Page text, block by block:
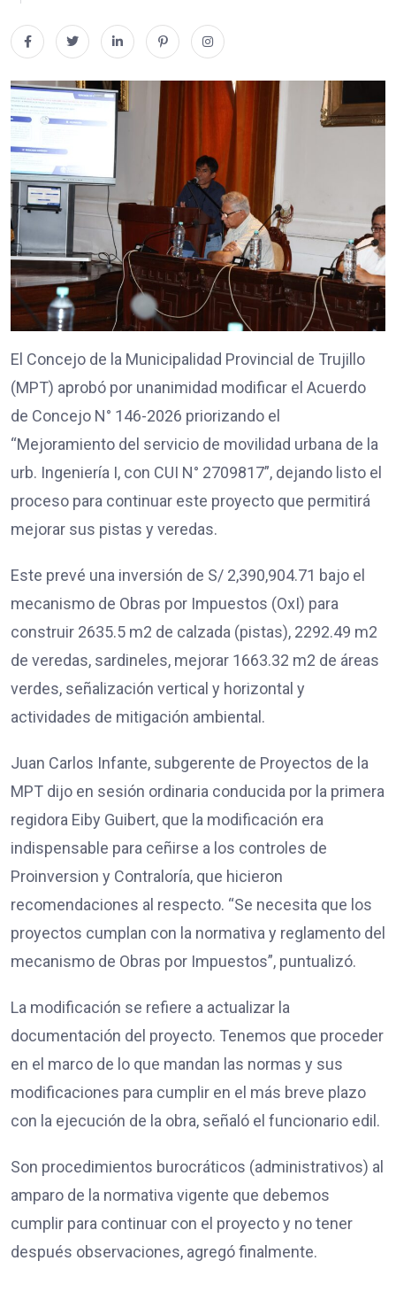
El Concejo de la Municipalidad Provincial de Trujillo
(MPT) aprobó por unanimidad modificar el Acuerdo
de Concejo N° 146-2026 priorizando el
“Mejoramiento del servicio de movilidad urbana de la
urb. Ingeniería I, con CUI N° 2709817”, dejando listo el
proceso para continuar este proyecto que permitirá
mejorar sus pistas y veredas.
Este prevé una inversión de S/ 2,390,904.71 bajo el
mecanismo de Obras por Impuestos (OxI) para
construir 2635.5 m2 de calzada (pistas), 2292.49 m2
de veredas, sardineles, mejorar 1663.32 m2 de áreas
verdes, señalización vertical y horizontal y
actividades de mitigación ambiental.
Juan Carlos Infante, subgerente de Proyectos de la
MPT dijo en sesión ordinaria conducida por la primera
regidora Eiby Guibert, que la modificación era
indispensable para ceñirse a los controles de
Proinversion y Contraloría, que hicieron
recomendaciones al respecto. “Se necesita que los
proyectos cumplan con la normativa y reglamento del
mecanismo de Obras por Impuestos”, puntualizó.
La modificación se refiere a actualizar la
documentación del proyecto. Tenemos que proceder
en el marco de lo que mandan las normas y sus
modificaciones para cumplir en el más breve plazo
con la ejecución de la obra, señaló el funcionario edil.
Son procedimientos burocráticos (administrativos) al
amparo de la normativa vigente que debemos
cumplir para continuar con el proyecto y no tener
después observaciones, agregó finalmente.